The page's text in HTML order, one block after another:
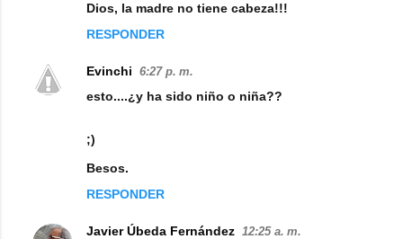
Dios, la madre no tiene cabeza!!!
RESPONDER
Evinchi 6:27 p. m.
esto....¿y ha sido niño o niña??
;)
Besos.
RESPONDER
Javier Úbeda Fernández 12:25 a. m.